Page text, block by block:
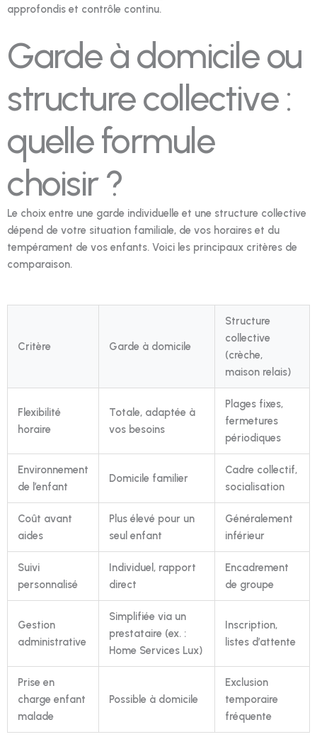
approfondis et contrôle continu.
Garde à domicile ou
structure collective :
quelle formule
choisir ?
Le choix entre une garde individuelle et une structure collective
dépend de votre situation familiale, de vos horaires et du
tempérament de vos enfants. Voici les principaux critères de
comparaison.
Critère Garde à domicile
Structure
collective
(crèche,
maison relais)
Flexibilité
horaire
Totale, adaptée à
vos besoins
Plages fixes,
fermetures
périodiques
Environnement
de l’enfant
Domicile familier
Cadre collectif,
socialisation
Coût avant
aides
Plus élevé pour un
seul enfant
Généralement
inférieur
Suivi
personnalisé
Individuel, rapport
direct
Encadrement
de groupe
Gestion
administrative
Simplifiée via un
prestataire (ex. :
Home Services Lux)
Inscription,
listes d’attente
Prise en
charge enfant
malade
Possible à domicile
Exclusion
temporaire
fréquente